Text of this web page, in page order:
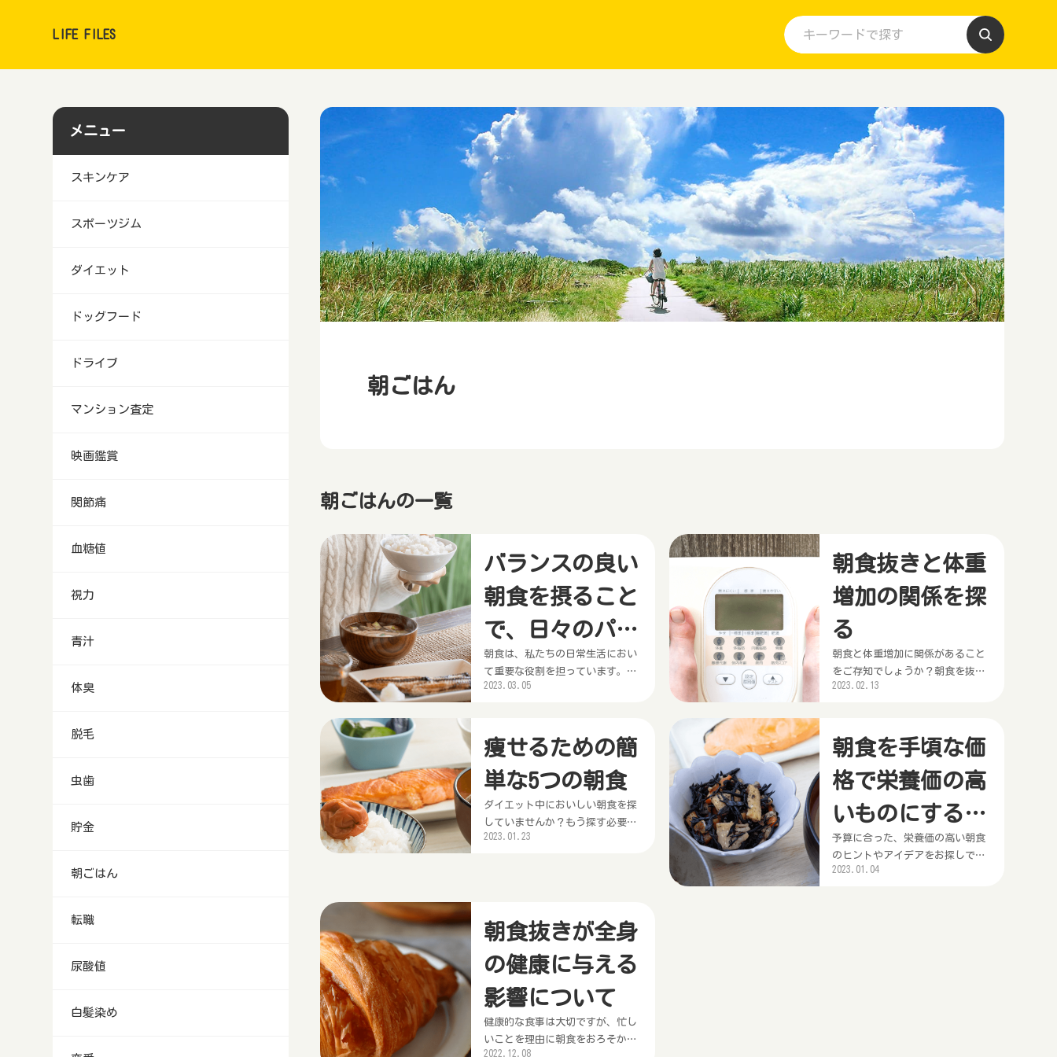
LIFE FILES
朝ごはん
朝ごはんの一覧
2023.03.05
バランスの良い
朝食を摂ること
で、日々のパフ
ォーマンスを向
上させるメリッ
朝食は、私たちの日常生活におい
て重要な役割を担っています。朝
食を抜くと、疲れやだるさ、集中
食を食べることは、エネルギーを
高めるための貴重な方法です。こ
の記事では、栄養価の高い朝食を
食べることがなぜ有益なのか、身
体的なメリットから精神的なメ
リ...
2023.02.13
朝食抜きと体重
増加の関係を探
る
朝食と体重増加に関係があること
をご存知でしょうか？朝食を抜く
と、体重増加など健康上の問題が
食抜きと体重増加の関係について
説明した後、健康リスクを最小限
に抑えるための朝食管理の方法に
ついて役立つヒントを提供しま
す。また、ダイエットを考えてい
2023.01.23
痩せるための簡
単な5つの朝食
ダイエット中においしい朝食を探
していませんか？もう探す必要は
ありません。私は、健康的で簡単
中の方、より健康になりたい方、
朝の習慣を変えるために低カロリ
ーの朝食を探している方、こ
の...
2023.01.04
朝食を手頃な価
格で栄養価の高
いものにするた
めの、予算に応
じた最高のヒン
予算に合った、栄養価の高い朝食
のヒントやアイデアをお探しです
か？お金を節約したいが、あなた
2022.12.08
朝食抜きが全身
の健康に与える
影響について
健康的な食事は大切ですが、忙し
いことを理由に朝食をおろそかに
メニュー
スキンケア
スポーツジム
ダイエット
ドッグフード
ドライブ
マンション査定
映画鑑賞
関節痛
血糖値
視力
青汁
体臭
脱毛
虫歯
貯金
朝ごはん
転職
尿酸値
白髪染め